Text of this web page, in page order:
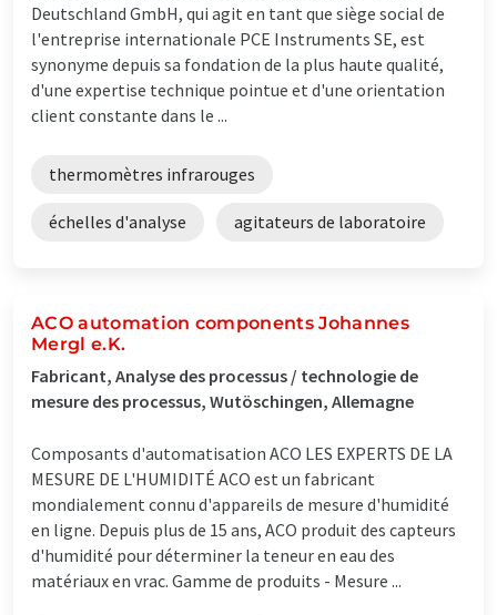
Deutschland GmbH, qui agit en tant que siège social de
l'entreprise internationale PCE Instruments SE, est
synonyme depuis sa fondation de la plus haute qualité,
d'une expertise technique pointue et d'une orientation
client constante dans le ...
thermomètres infrarouges
échelles d'analyse agitateurs de laboratoire
ACO automation components Johannes
Mergl e.K.
Fabricant, Analyse des processus / technologie de
mesure des processus, Wutöschingen, Allemagne
Composants d'automatisation ACO LES EXPERTS DE LA
MESURE DE L'HUMIDITÉ ACO est un fabricant
mondialement connu d'appareils de mesure d'humidité
en ligne. Depuis plus de 15 ans, ACO produit des capteurs
d'humidité pour déterminer la teneur en eau des
matériaux en vrac. Gamme de produits - Mesure ...